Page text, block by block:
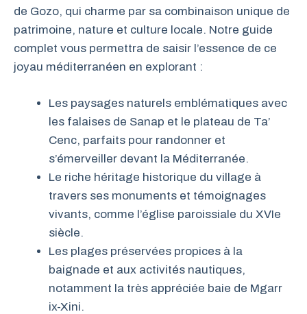
de Gozo, qui charme par sa combinaison unique de
patrimoine, nature et culture locale. Notre guide
complet vous permettra de saisir l’essence de ce
joyau méditerranéen en explorant :
Les paysages naturels emblématiques avec
les falaises de Sanap et le plateau de Ta’
Cenc, parfaits pour randonner et
s’émerveiller devant la Méditerranée.
Le riche héritage historique du village à
travers ses monuments et témoignages
vivants, comme l’église paroissiale du XVIe
siècle.
Les plages préservées propices à la
baignade et aux activités nautiques,
notamment la très appréciée baie de Mgarr
ix-Xini.